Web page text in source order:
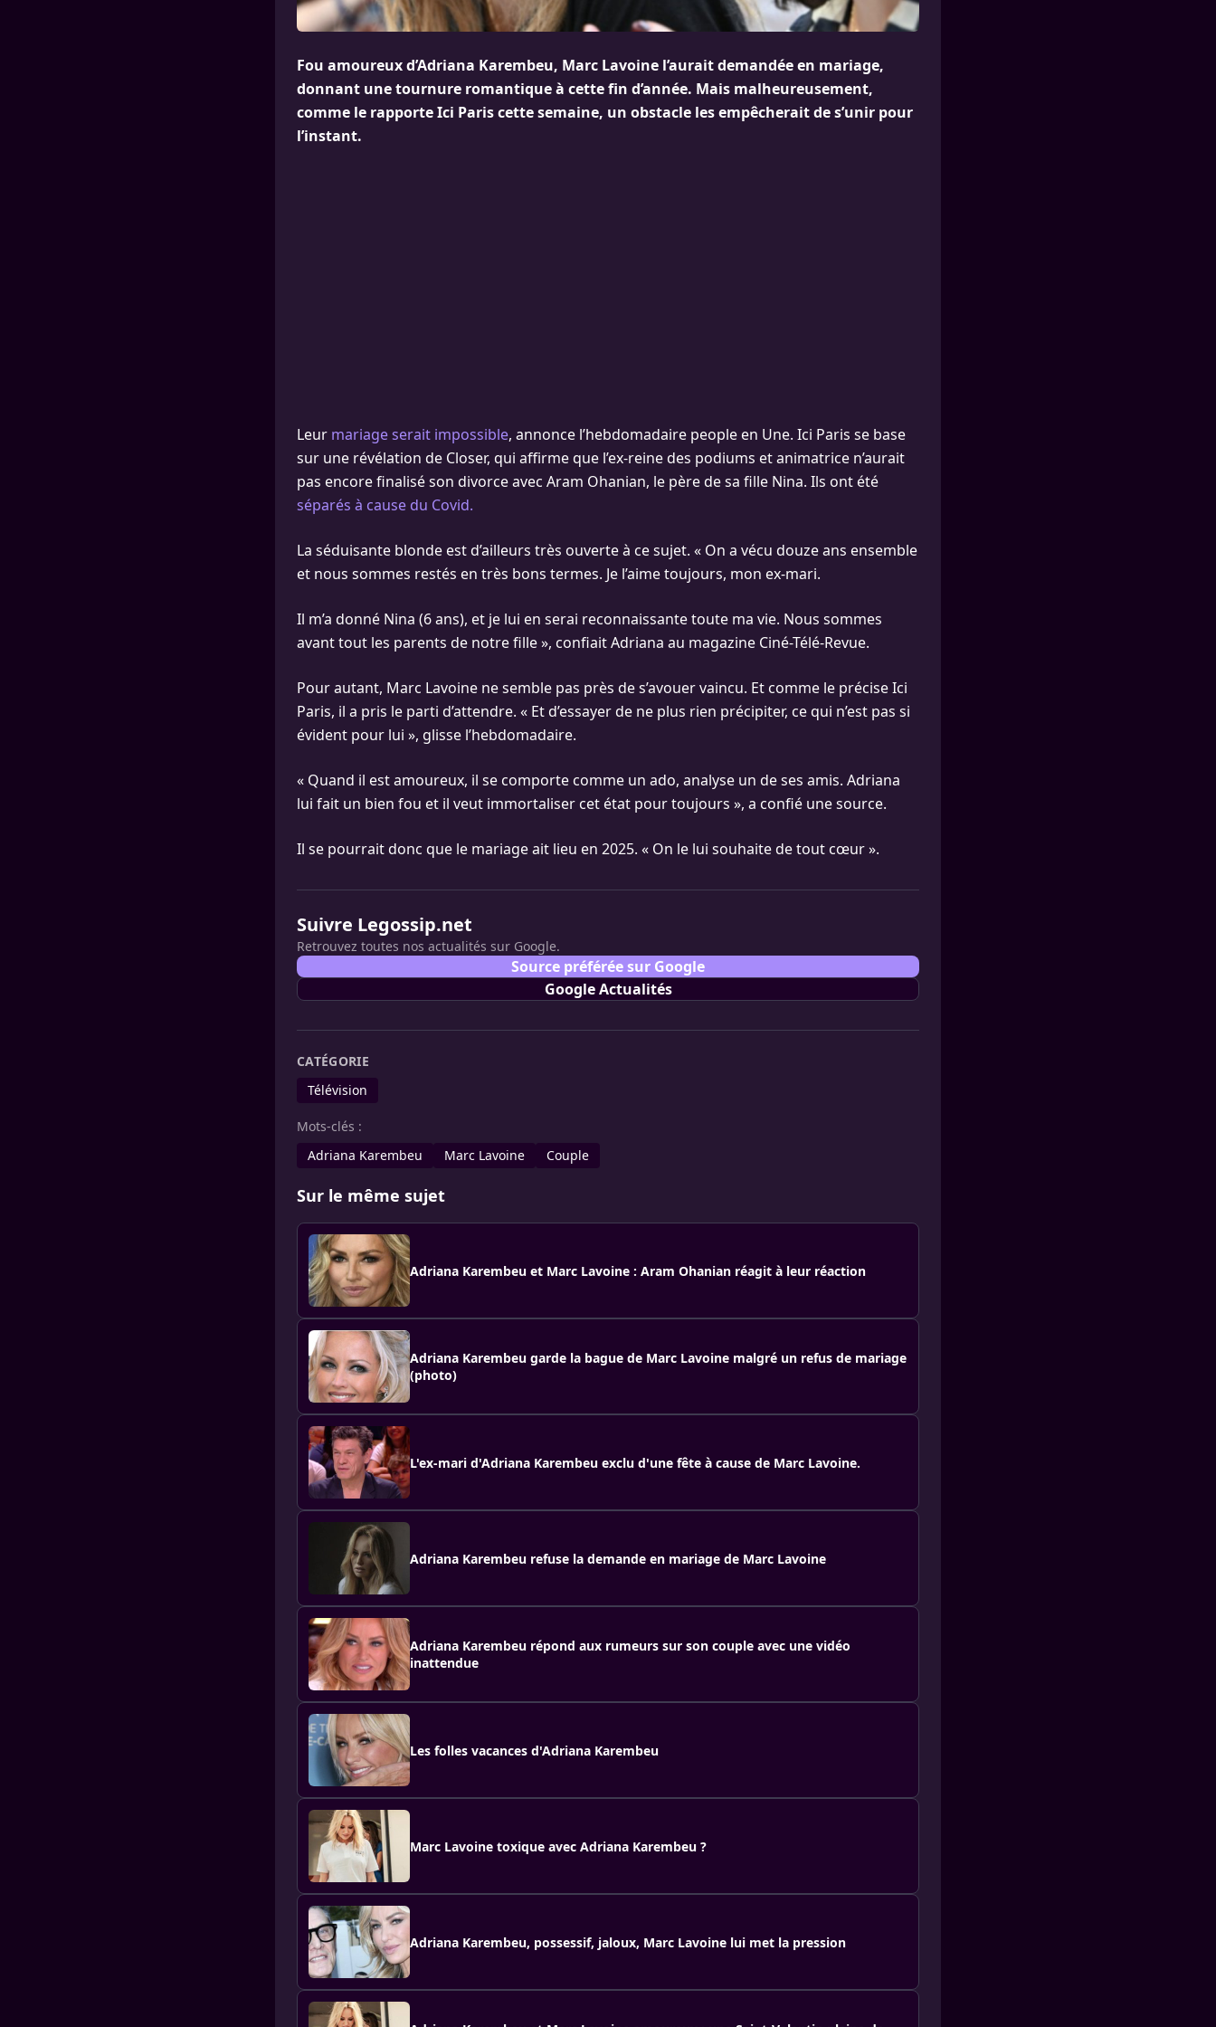
Fou amoureux d’Adriana Karembeu, Marc Lavoine l’aurait demandée en mariage,
donnant une tournure romantique à cette fin d’année. Mais malheureusement,
comme le rapporte Ici Paris cette semaine, un obstacle les empêcherait de s’unir pour
l’instant.
Leur mariage serait impossible, annonce l’hebdomadaire people en Une. Ici Paris se base
sur une révélation de Closer, qui affirme que l’ex-reine des podiums et animatrice n’aurait
pas encore finalisé son divorce avec Aram Ohanian, le père de sa fille Nina. Ils ont été
séparés à cause du Covid.
La séduisante blonde est d’ailleurs très ouverte à ce sujet. « On a vécu douze ans ensemble
et nous sommes restés en très bons termes. Je l’aime toujours, mon ex-mari.
Il m’a donné Nina (6 ans), et je lui en serai reconnaissante toute ma vie. Nous sommes
avant tout les parents de notre fille », confiait Adriana au magazine Ciné-Télé-Revue.
Pour autant, Marc Lavoine ne semble pas près de s’avouer vaincu. Et comme le précise Ici
Paris, il a pris le parti d’attendre. « Et d’essayer de ne plus rien précipiter, ce qui n’est pas si
évident pour lui », glisse l’hebdomadaire.
« Quand il est amoureux, il se comporte comme un ado, analyse un de ses amis. Adriana
lui fait un bien fou et il veut immortaliser cet état pour toujours », a confié une source.
Il se pourrait donc que le mariage ait lieu en 2025. « On le lui souhaite de tout cœur ».
Suivre Legossip.net
Retrouvez toutes nos actualités sur Google.
Source préférée sur Google
Google Actualités
CATÉGORIE
Télévision
Mots-clés :
Adriana Karembeu
Marc Lavoine Couple
Sur le même sujet
Adriana Karembeu et Marc Lavoine : Aram Ohanian réagit à leur réaction
Adriana Karembeu garde la bague de Marc Lavoine malgré un refus de mariage
(photo)
L'ex-mari d'Adriana Karembeu exclu d'une fête à cause de Marc Lavoine.
Adriana Karembeu refuse la demande en mariage de Marc Lavoine
Adriana Karembeu répond aux rumeurs sur son couple avec une vidéo
inattendue
Les folles vacances d'Adriana Karembeu
Marc Lavoine toxique avec Adriana Karembeu ?
Adriana Karembeu, possessif, jaloux, Marc Lavoine lui met la pression